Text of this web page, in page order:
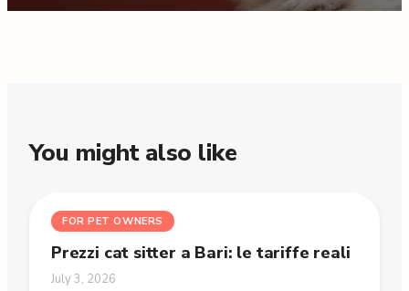
You might also like
FOR PET OWNERS
Prezzi cat sitter a Bari: le tariffe reali
July 3, 2026